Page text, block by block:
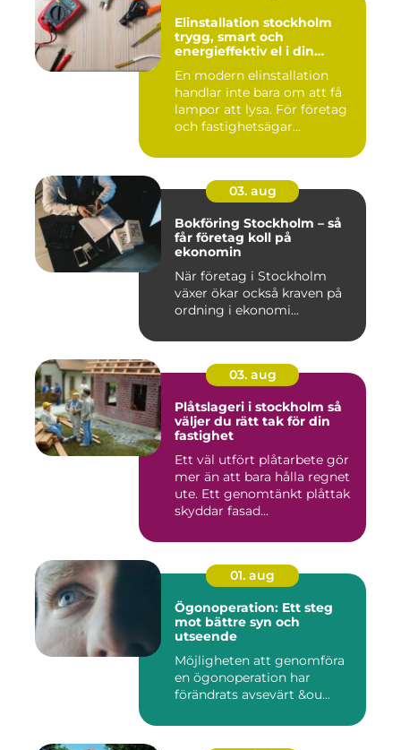
Elinstallation stockholm
trygg, smart och
energieffektiv el i din
En modern elinstallation
handlar inte bara om att få
lampor att lysa. För företag
och fastighetsägar...
03. aug
Bokföring Stockholm – så
får företag koll på
ekonomin
När företag i Stockholm
växer ökar också kraven på
ordning i ekonomi...
03. aug
Plåtslageri i stockholm så
väljer du rätt tak för din
fastighet
Ett väl utfört plåtarbete gör
mer än att bara hålla regnet
ute. Ett genomtänkt plåttak
skyddar fasad...
01. aug
Ögonoperation: Ett steg
mot bättre syn och
utseende
Möjligheten att genomföra
en ögonoperation har
förändrats avsevärt &ou...